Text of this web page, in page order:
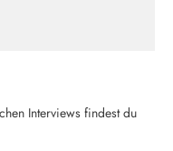
Interviews findest du